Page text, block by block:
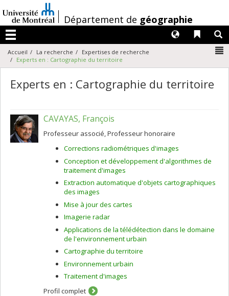
au
contenu
/Département de géographie
Menu
Liens
Langues
Accueil La recherche
Expertises de recherche
Experts en : Cartographie du territoire
Experts en : Cartographie du territoire
CAVAYAS, François
Professeur associé, Professeur honoraire
Corrections radiométriques d'images
Conception et développement d'algorithmes de
traitement d'images
Extraction automatique d'objets cartographiques
des images
Mise à jour des cartes
Imagerie radar
Applications de la télédétection dans le domaine
de l'environnement urbain
Cartographie du territoire
Environnement urbain
Traitement d'images
Profil complet